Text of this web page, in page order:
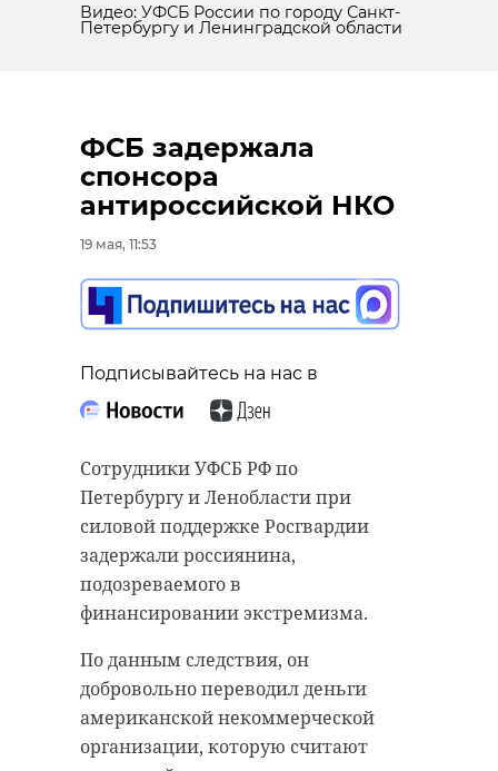
Видео: УФСБ России по городу Санкт-
Петербургу и Ленинградской области
ФСБ задержала
спонсора
антироссийской НКО
19 мая, 11:53
Подписывайтесь на нас в
Сотрудники УФСБ РФ по
Петербургу и Ленобласти при
силовой поддержке Росгвардии
задержали россиянина,
подозреваемого в
финансировании экстремизма.
По данным следствия, он
добровольно переводил деньги
американской некоммерческой
организации, которую считают